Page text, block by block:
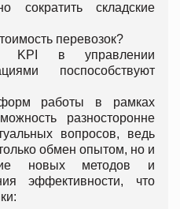
сократить складские
перевозок?
KPI в управлении
поспособствуют
работы в рамках
разносторонне
вопросов, ведь
обмен опытом, но и
новых методов и
эффективности, что